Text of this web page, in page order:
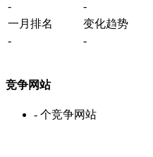
-
-
一月排名
变化趋势
-
-
竞争网站
- 个竞争网站